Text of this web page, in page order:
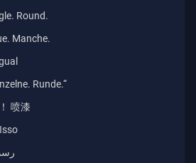
Round.
Manche.
Runde.“
喷漆